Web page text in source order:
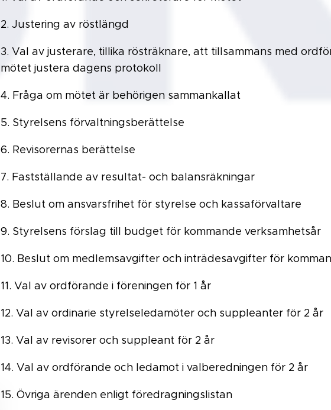
2. Justering av röstlängd
3. Val av justerare, tillika rösträknare, att tillsammans med
mötet justera dagens protokoll
4. Fråga om mötet är behörigen sammankallat
5. Styrelsens förvaltningsberättelse
6. Revisorernas berättelse
7. Fastställande av resultat- och balansräkningar
8. Beslut om ansvarsfrihet för styrelse och kassaförvaltare
9. Styrelsens förslag till budget för kommande verksamhetsår
10. Beslut om medlemsavgifter och inträdesavgifter för
11. Val av ordförande i föreningen för 1 år
12. Val av ordinarie styrelseledamöter och suppleanter för 2 år
13. Val av revisorer och suppleant för 2 år
14. Val av ordförande och ledamot i valberedningen för 2 år
15. Övriga ärenden enligt föredragningslistan